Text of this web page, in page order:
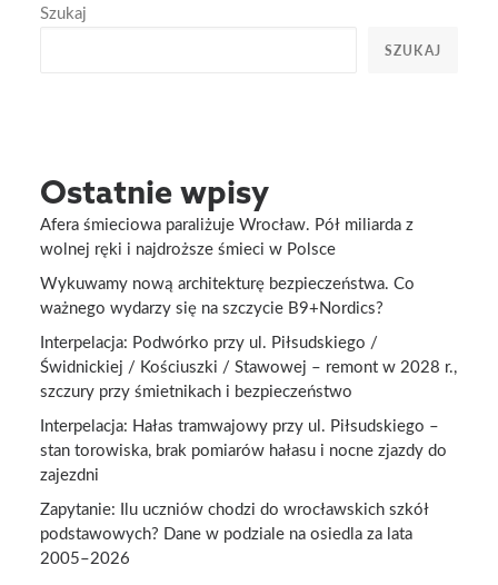
Szukaj
SZUKAJ
Ostatnie wpisy
Afera śmieciowa paraliżuje Wrocław. Pół miliarda z
wolnej ręki i najdroższe śmieci w Polsce
Wykuwamy nową architekturę bezpieczeństwa. Co
ważnego wydarzy się na szczycie B9+Nordics?
Interpelacja: Podwórko przy ul. Piłsudskiego /
Świdnickiej / Kościuszki / Stawowej – remont w 2028 r.,
szczury przy śmietnikach i bezpieczeństwo
Interpelacja: Hałas tramwajowy przy ul. Piłsudskiego –
stan torowiska, brak pomiarów hałasu i nocne zjazdy do
zajezdni
Zapytanie: Ilu uczniów chodzi do wrocławskich szkół
podstawowych? Dane w podziale na osiedla za lata
2005–2026